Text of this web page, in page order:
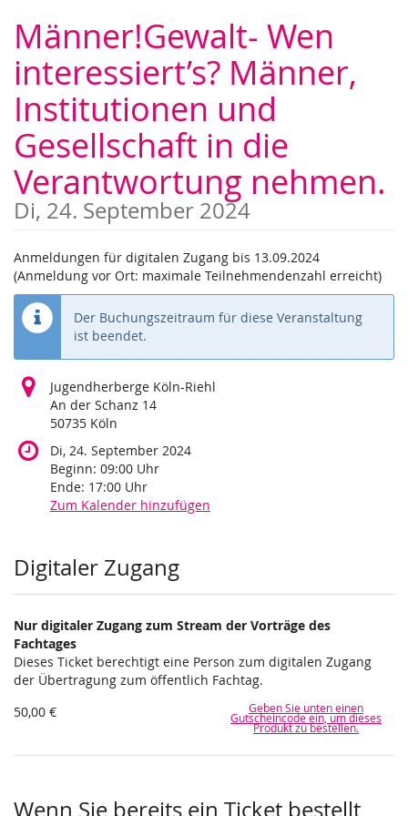
Haupt-
Inhalt
springen
Männer!Gewalt- Wen
interessiert’s? Männer,
Institutionen und
Gesellschaft in die
Verantwortung nehmen.
Di, 24. September 2024
Anmeldungen für digitalen Zugang bis 13.09.2024
(Anmeldung vor Ort: maximale Teilnehmendenzahl erreicht)
Der Buchungszeitraum für diese Veranstaltung
ist beendet.
Jugendherberge Köln-Riehl
An der Schanz 14
50735 Köln
Di, 24. September 2024
Beginn: 09:00 Uhr
Ende: 17:00 Uhr
Zum Kalender hinzufügen
Produkte
Digitaler Zugang
Nur digitaler Zugang zum Stream der Vorträge des
Fachtages
Dieses Ticket berechtigt eine Person zum digitalen Zugang
der Übertragung zum öffentlich Fachtag.
50,00 €
Geben Sie unten einen
Gutscheincode ein, um dieses
Produkt zu bestellen.
Wenn Sie bereits ein Ticket bestellt